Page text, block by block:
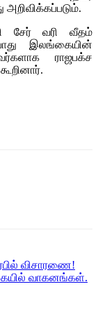
சேர் வரி வீதம்
இலங்கையின்
ராஜபக்ச
விசாரணை!
வாகனங்கள்.